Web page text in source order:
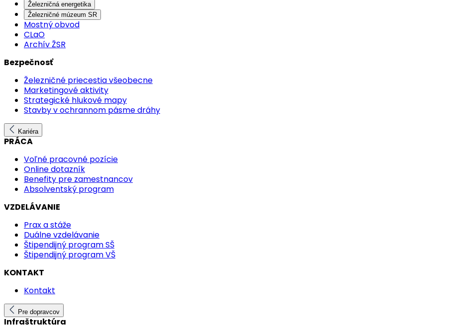
Železničná energetika
Železničné múzeum SR
Mostný obvod
CLaO
Archív ŽSR
Bezpečnosť
Železničné priecestia všeobecne
Marketingové aktivity
Strategické hlukové mapy
Stavby v ochrannom pásme dráhy
Kariéra
PRÁCA
Voľné pracovné pozície
Online dotazník
Benefity pre zamestnancov
Absolventský program
VZDELÁVANIE
Prax a stáže
Duálne vzdelávanie
Štipendijný program SŠ
Štipendijný program VŠ
KONTAKT
Kontakt
Pre dopravcov
Infraštruktúra